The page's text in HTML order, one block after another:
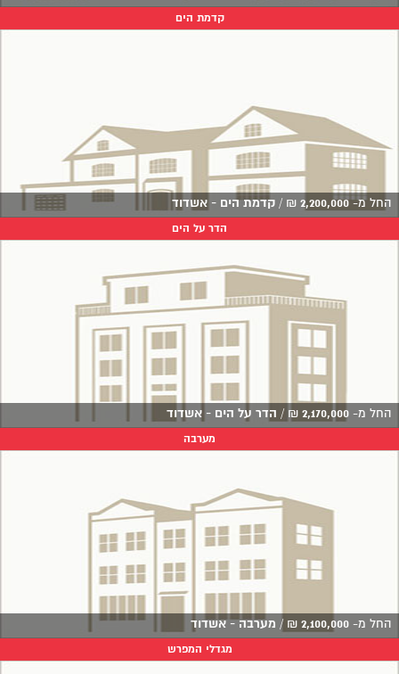
קדמת הים
החל מ- 2,200,000
₪
/ קדמת הים - אשדוד
הדר על הים
החל מ- 2,170,000
₪
/ הדר על הים - אשדוד
מערבה
החל מ- 2,100,000
₪
/ מערבה - אשדוד
מגדלי המפרש